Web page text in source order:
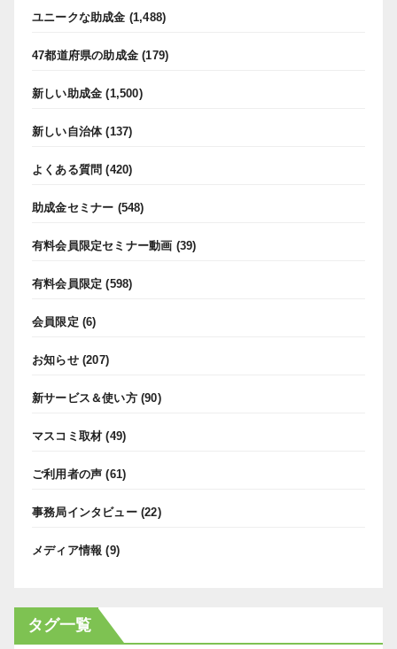
ユニークな助成金 (1,488)
47都道府県の助成金 (179)
新しい助成金 (1,500)
新しい自治体(137)
よくある質問 (420)
助成金セミナー (548)
有料会員限定セミナー動画 (39)
有料会員限定 (598)
会員限定 (6)
お知らせ(207)
新サービス＆使い方(90)
マスコミ取材 (49)
ご利用者の声 (61)
事務局インタビュー(22)
メディア情報 (9)
タグ一覧